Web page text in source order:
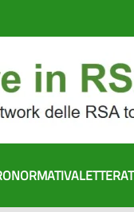
NORMATIVA